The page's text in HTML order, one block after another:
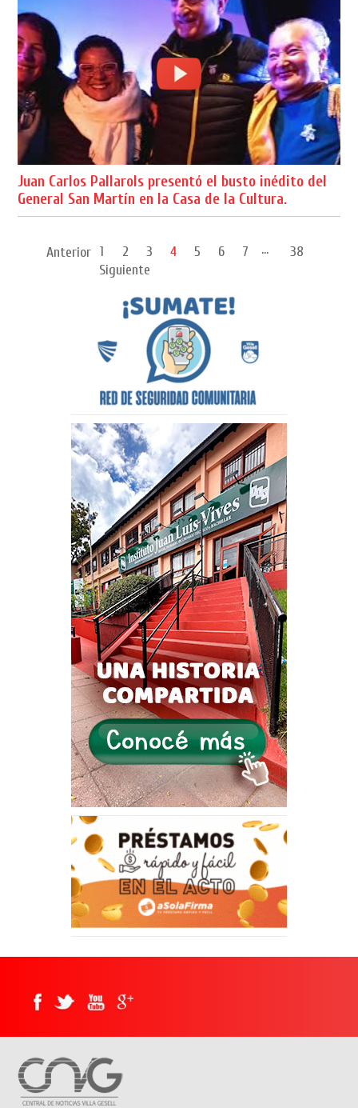
Juan Carlos Pallarols presentó el busto inédito del
General San Martín en la Casa de la Cultura.
Anterior 1 2 3 4 5 6 7 ...
38
Siguiente